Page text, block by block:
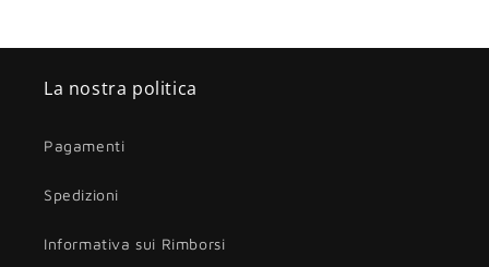
La nostra politica
Pagamenti
Spedizioni
Informativa sui Rimborsi